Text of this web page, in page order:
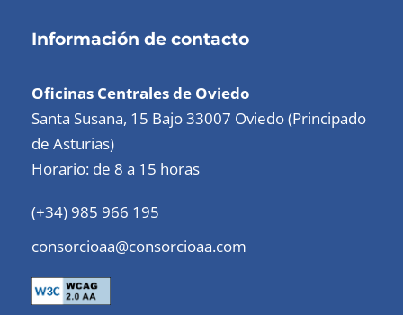
Información de contacto
Oficinas Centrales de Oviedo
Santa Susana, 15 Bajo 33007 Oviedo (Principado
de Asturias)
Horario: de 8 a 15 horas
(+34) 985 966 195
consorcioaa@consorcioaa.com